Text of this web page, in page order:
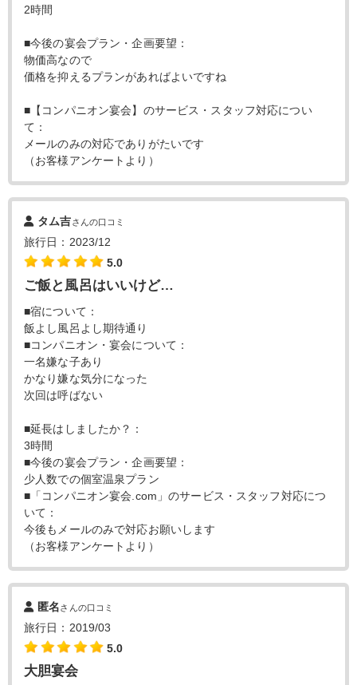
2時間
■今後の宴会プラン・企画要望：
物価高なので
価格を抑えるプランがあればよいですね
■【コンパニオン宴会】のサービス・スタッフ対応につい
て：
メールのみの対応でありがたいです
（お客様アンケートより）
タム吉さんの口コミ
旅行日：2023/12
5.0
ご飯と風呂はいいけど…
■宿について：
飯よし風呂よし期待通り
■コンパニオン・宴会について：
一名嫌な子あり
かなり嫌な気分になった
次回は呼ばない
■延長はしましたか？：
3時間
■今後の宴会プラン・企画要望：
少人数での個室温泉プラン
■「コンパニオン宴会.com」のサービス・スタッフ対応につ
いて：
今後もメールのみで対応お願いします
（お客様アンケートより）
匿名さんの口コミ
旅行日：2019/03
5.0
大胆宴会